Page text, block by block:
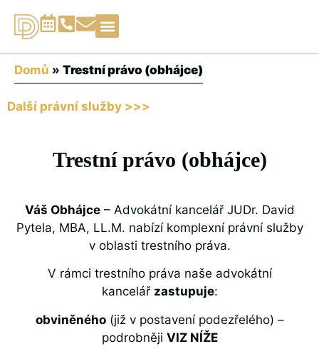
Domů » Trestní právo (obhájce)
Další právní služby >>>
Trestní právo (obhájce)
Váš Obhájce– Advokátní kancelář JUDr. David
Pytela, MBA, LL.M. nabízí komplexní právní služby
v oblasti trestního práva.
V rámci trestního práva naše advokátní
kancelář zastupuje:
obviněného(již v postavení podezřelého) –
podrobněji VIZ NÍŽE